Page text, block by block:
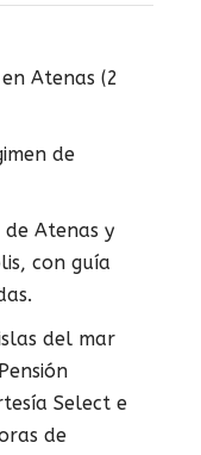
Atenas (2
de
Atenas y
con guía
del mar
Select e
de